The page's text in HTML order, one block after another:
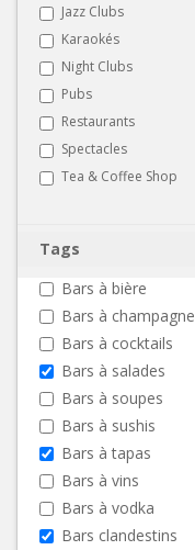
Jazz Clubs
Karaokés
Night Clubs
Pubs
Restaurants
Spectacles
Tea & Coffee Shop
Tags
Bars à bière
Bars à champagne
Bars à cocktails
Bars à salades
Bars à soupes
Bars à sushis
Bars à tapas
Bars à vins
Bars à vodka
Bars clandestins